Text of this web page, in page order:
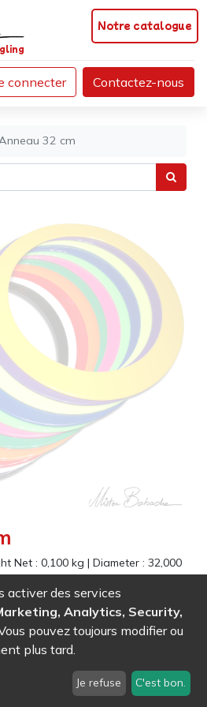
Notre catalogue
connecter Contactez-nous
32 cm
Net :0,100 kg|Diameter :32,000
tous les jongleurs qui veulent
Epaisseur: 3.7mm
-Ref (
Ref (0013)- Noir
activer des services
Analytics, Security,
pouvez toujours modifier ou
plus tard.
Je refuse C'est bon.